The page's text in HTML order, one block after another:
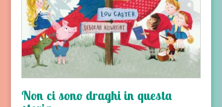
Non ci sono draghi in questa